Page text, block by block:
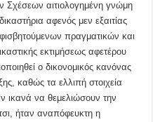
Σχέσεων αιτιολογημένη γνώμη
αφενός μεν εξαιτίας
πραγματικών και
εκτιμήσεως αφετέρου
ο δικονομικός κανόνας
καθώς τα ελλιπή στοιχεία
ικανά να θεμελιώσουν την
ήταν αναπόφευκτη η